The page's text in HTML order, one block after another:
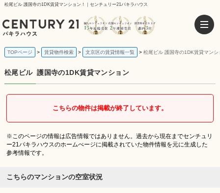
松尾ビル 護国寺の1DK賃貸マンション！｜センチュリー21パキラハウス
TOPページ 賃貸物件検索 文京区の賃貸情報一覧 松尾ビル 護国寺の1DK賃貸マンシ
松尾ビル 護国寺の1DK賃貸マンション
こちらの物件は掲載が終了しています。
※このページの情報は広告情報ではありません。過去から現在までセンチュリ
ー21パキラハウスのホームぺージに掲載されていた物件情報を元に生成した
参考情報です。
こちらのマンションの空室状況